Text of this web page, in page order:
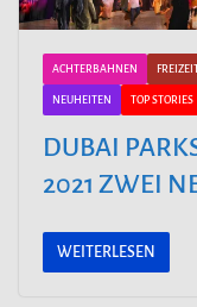
ACHTERBAHNEN
NEUHEITEN TOP STORIES
DUBAI
2021 ZWEI
WEITERLESEN